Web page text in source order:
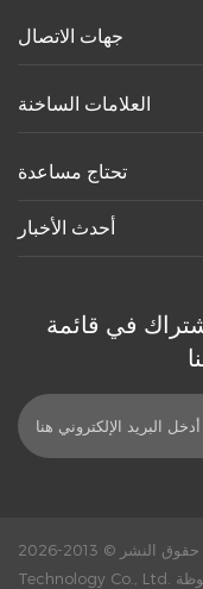
جهات الاتصال
العلامات الساخنة
تحتاج مساعدة
أحدث الأخبار
في قائمة
حقوق النشر © 2013-2026 Guangdong Chungfo Electronic